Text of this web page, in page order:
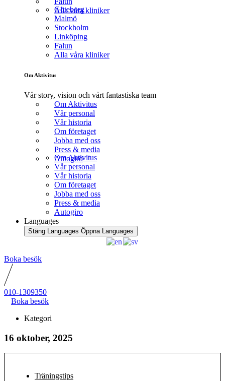
Alla våra kliniker
Göteborg
Malmö
Stockholm
Linköping
Falun
Alla våra kliniker
Om Aktivitus
Vår story, vision och vårt fantastiska team
Om Aktivitus
Vår personal
Vår historia
Om företaget
Jobba med oss
Press & media
Autogiro
Om Aktivitus
Vår personal
Vår historia
Om företaget
Jobba med oss
Press & media
Autogiro
Languages
Stäng Languages Öppna Languages
Boka besök
010-1309350
Boka besök
Kategori
16 oktober, 2025
Träningstips